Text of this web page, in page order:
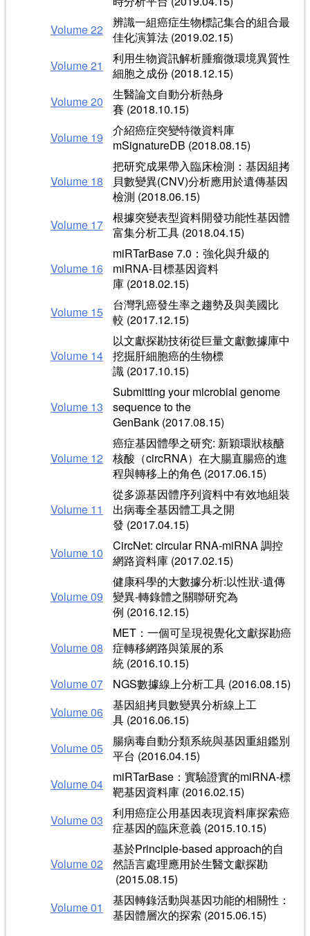
Volume 22
辨識一組癌症生物標記集合的組合最
佳化演算法 (2019.02.15)
Volume 21
利用生物資訊解析腫瘤微環境異質性
細胞之成份 (2018.12.15)
Volume 20
生醫論文自動分析熱身
賽 (2018.10.15)
Volume 19
介紹癌症突變特徵資料庫
mSignatureDB (2018.08.15)
Volume 18
把研究成果帶入臨床檢測：基因組拷
貝數變異(CNV)分析應用於遺傳基因
檢測 (2018.06.15)
Volume 17
根據突變表型資料開發功能性基因體
富集分析工具 (2018.04.15)
Volume 16
miRTarBase 7.0：強化與升級的
miRNA-目標基因資料
庫 (2018.02.15)
Volume 15
台灣乳癌發生率之趨勢及與美國比
較 (2017.12.15)
Volume 14
以文獻探勘技術從巨量文獻數據庫中
挖掘肝細胞癌的生物標
識 (2017.10.15)
Volume 13
Submitting your microbial genome
sequence to the
GenBank (2017.08.15)
Volume 12
癌症基因體學之研究: 新穎環狀核醣
核酸（circRNA）在大腸直腸癌的進
程與轉移上的角色 (2017.06.15)
Volume 11
從多源基因體序列資料中有效地組裝
出病毒全基因體工具之開
發 (2017.04.15)
Volume 10
CircNet: circular RNA-miRNA 調控
網路資料庫 (2017.02.15)
Volume 09
健康科學的大數據分析:以性狀-遺傳
變異-轉錄體之關聯研究為
例 (2016.12.15)
Volume 08
MET：一個可呈現視覺化文獻探勘癌
症轉移網路與策展的系
統 (2016.10.15)
Volume 07
NGS數據線上分析工具 (2016.08.15)
Volume 06
基因組拷貝數變異分析線上工
具 (2016.06.15)
Volume 05
腸病毒自動分類系統與基因重組鑑別
平台 (2016.04.15)
Volume 04
miRTarBase：實驗證實的miRNA-標
靶基因資料庫 (2016.02.15)
Volume 03
利用癌症公用基因表現資料庫探索癌
症基因的臨床意義 (2015.10.15)
Volume 02
基於Principle-based approach的自
然語言處理應用於生醫文獻探勘
(2015.08.15)
Volume 01
基因轉錄活動與基因功能的相關性：
基因體層次的探索 (2015.06.15)